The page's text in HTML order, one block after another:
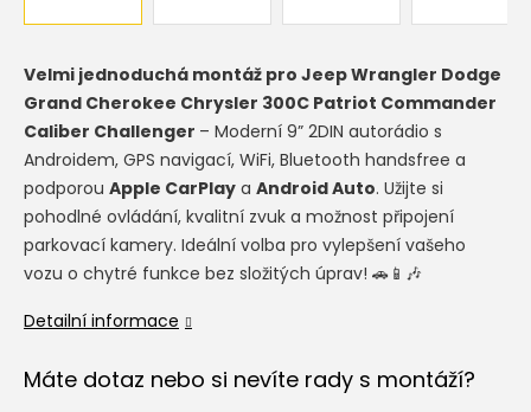
Velmi jednoduchá montáž pro Jeep Wrangler Dodge
Grand Cherokee Chrysler 300C Patriot Commander
Caliber Challenger – Moderní 9” 2DIN autorádio s
Androidem, GPS navigací, WiFi, Bluetooth handsfree a
podporou Apple CarPlay a Android Auto. Užijte si
pohodlné ovládání, kvalitní zvuk a možnost připojení
parkovací kamery. Ideální volba pro vylepšení vašeho
vozu o chytré funkce bez složitých úprav! 🚗📱🎶
Detailní informace
Máte dotaz nebo si nevíte rady s montáží?